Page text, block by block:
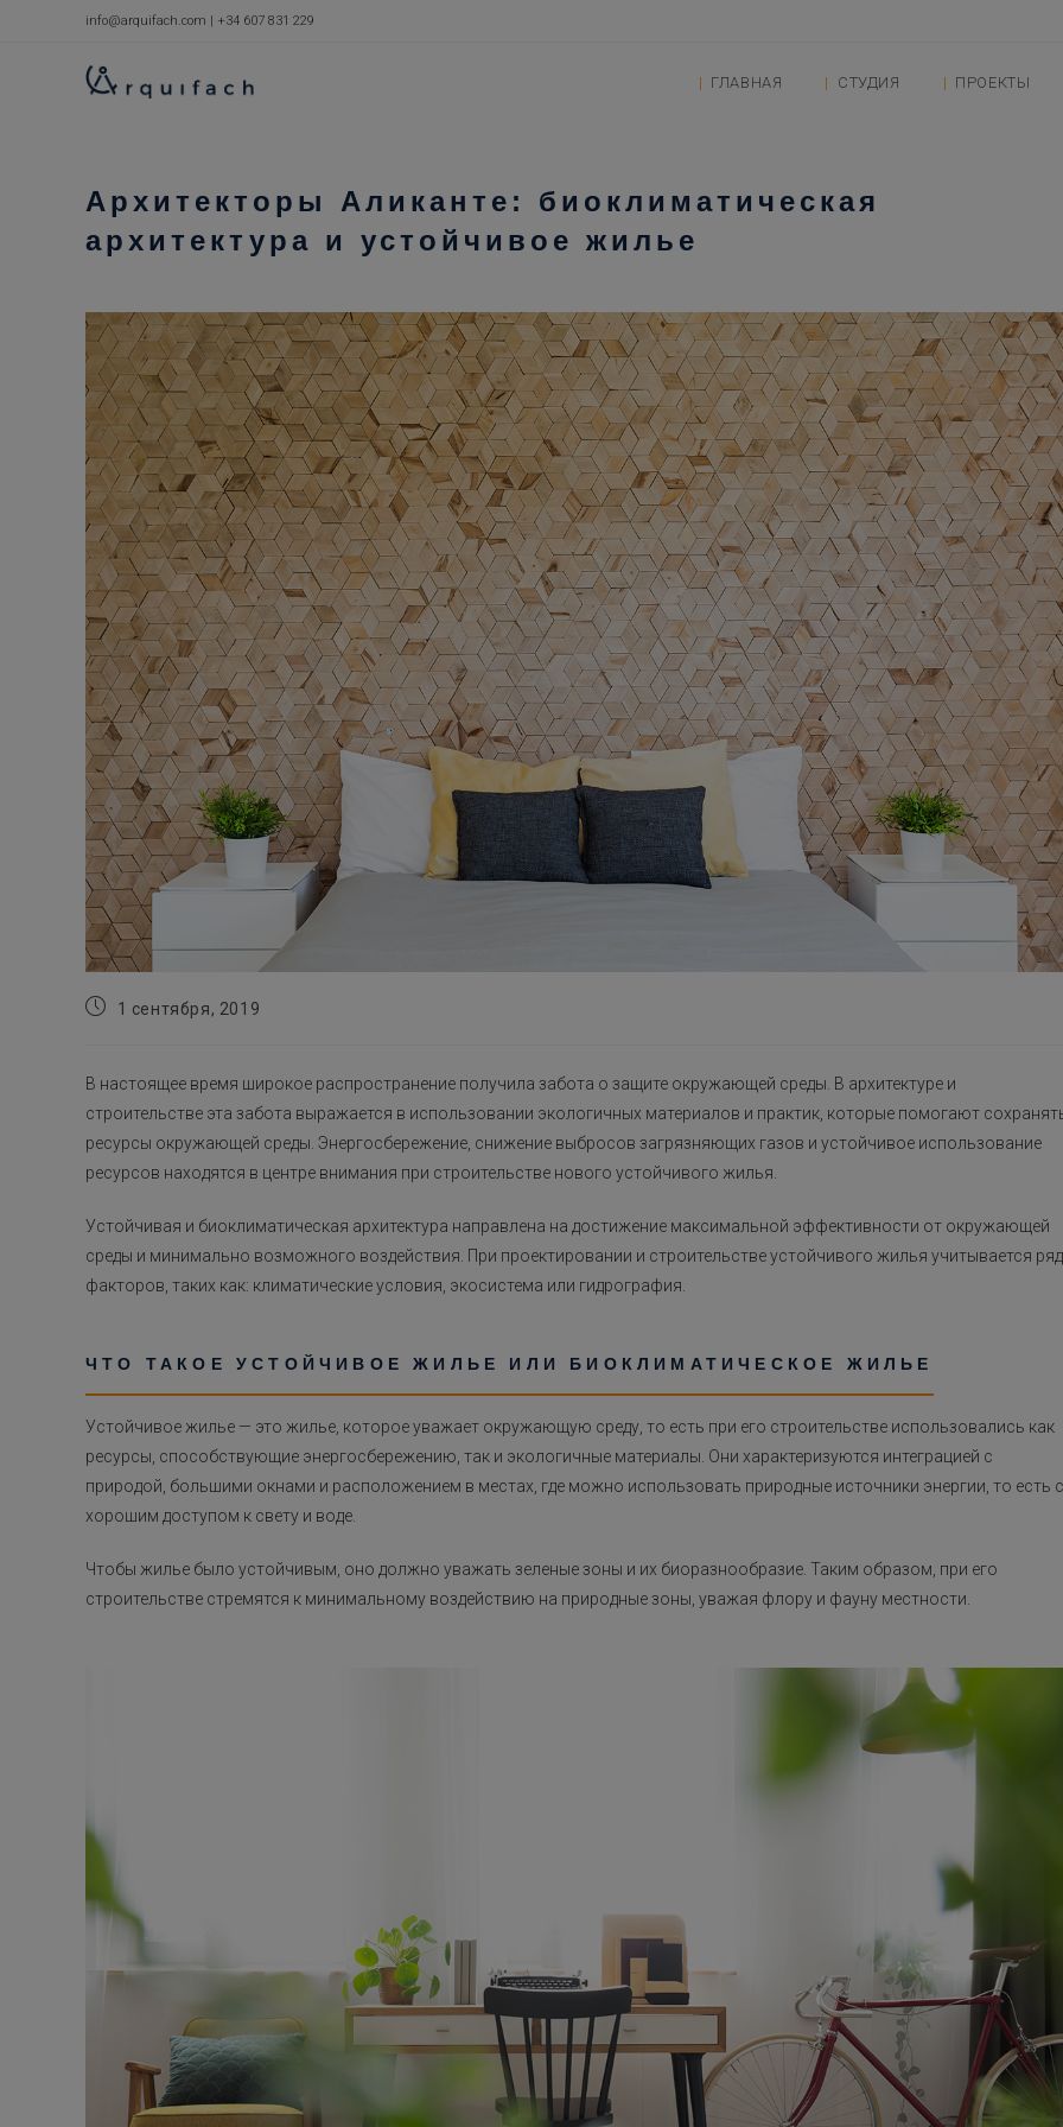
содержимому
info@arquifach.com | +34 607 831 229
ГЛАВНАЯ СТУДИЯ ПРОЕКТЫ
Архитекторы Аликанте: биоклиматическая
архитектура и устойчивое жилье
Запись1 сентября, 2019
В настоящее время широкое распространение получила забота о защите окружающей среды. В архитектуре и
строительстве эта забота выражается в использовании экологичных материалов и практик, которые помогают
ресурсы окружающей среды. Энергосбережение, снижение выбросов загрязняющих газов и устойчивое использование
ресурсов находятся в центре внимания при строительстве нового устойчивого жилья.
Устойчивая и биоклиматическая архитектура направлена на достижение максимальной эффективности от окружающей
среды и минимально возможного воздействия. При проектировании и строительстве устойчивого жилья учитывается ряд
факторов, таких как: климатические условия, экосистема или гидрография.
ЧТО ТАКОЕ УСТОЙЧИВОЕ ЖИЛЬЕ ИЛИ БИОКЛИМАТИЧЕСКОЕ ЖИЛЬЕ
Устойчивое жилье — это жилье, которое уважает окружающую среду, то есть при его строительстве использовались как
ресурсы, способствующие энергосбережению, так и экологичные материалы. Они характеризуются интеграцией с
природой, большими окнами и расположением в местах, где можно использовать природные источники энергии, то есть с
хорошим доступом к свету и воде.
Чтобы жилье было устойчивым, оно должно уважать зеленые зоны и их биоразнообразие. Таким образом, при его
строительстве стремятся к минимальному воздействию на природные зоны, уважая флору и фауну местности.